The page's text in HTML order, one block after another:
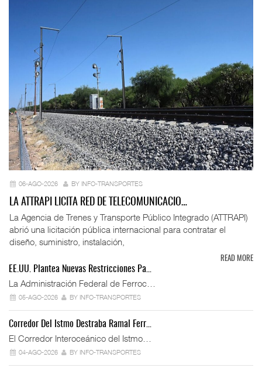
06-AGO-2026 BY INFO-TRANSPORTES
LA ATTRAPI LICITA RED DE TELECOMUNICACIO…
La Agencia de Trenes y Transporte Público Integrado (ATTRAPI)
abrió una licitación pública internacional para contratar el
diseño, suministro, instalación,
READ MORE
EE.UU. Plantea Nuevas Restricciones Pa…
La Administración Federal de Ferroc…
05-AGO-2026 BY INFO-TRANSPORTES
Corredor Del Istmo Destraba Ramal Ferr…
El Corredor Interoceánico del Istmo…
04-AGO-2026 BY INFO-TRANSPORTES